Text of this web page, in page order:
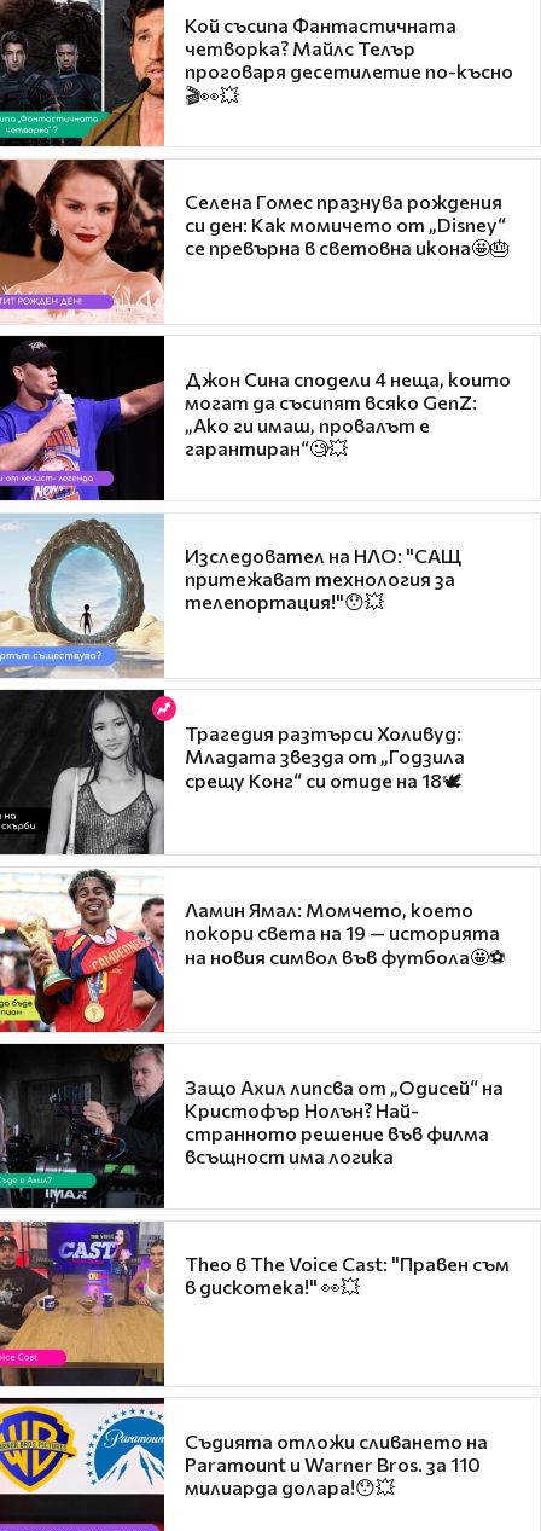
Кой съсипа Фантастичната
четворка? Майлс Телър
проговаря десетилетие по-късно
🎬👀💥
Селена Гомес празнува рождения
си ден: Как момичето от „Disney“
се превърна в световна икона🤩🎂
Джон Сина сподели 4 неща, които
могат да съсипят всяко GenZ:
„Ако ги имаш, провалът е
гарантиран“🧐💥
Изследовател на НЛО: "САЩ
притежават технология за
телепортация!"😯💥
Трагедия разтърси Холивуд:
Младата звезда от „Годзила
срещу Конг“ си отиде на 18🕊️
Ламин Ямал: Момчето, което
покори света на 19 — историята
на новия символ във футбола🤩⚽
Защо Ахил липсва от „Одисей“ на
Кристофър Нолън? Най-
странното решение във филма
всъщност има логика
Theo в The Voice Cast: "Правен съм
в дискотека!" 👀💥
Съдията отложи сливането на
Paramount и Warner Bros. за 110
милиарда долара!😯💥